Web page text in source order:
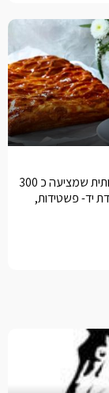
במשך השנים מיצבה עצמה רולדין כקונדיטוריה איכותית שמציעה כ 300
יד- פשטידות,